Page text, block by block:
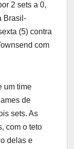
2 sets a 0,
Brasil-
(5) contra
com
um time
de
sets. As
com o teto
delas e